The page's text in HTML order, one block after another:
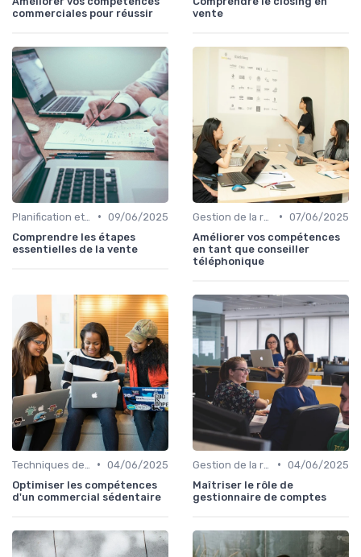
commerciales pour réussir
vente
• 09/06/2025
Comprendre les étapes
essentielles de la vente
• 07/06/2025
Améliorer vos compétences
en tant que conseiller
téléphonique
• 04/06/2025
Optimiser les compétences
d'un commercial sédentaire
• 04/06/2025
Maîtriser le rôle de
gestionnaire de comptes